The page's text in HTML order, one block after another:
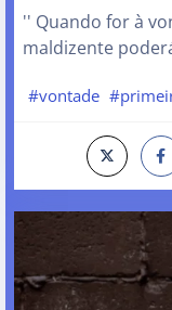
'' Quando for à
maldizente
#vontade